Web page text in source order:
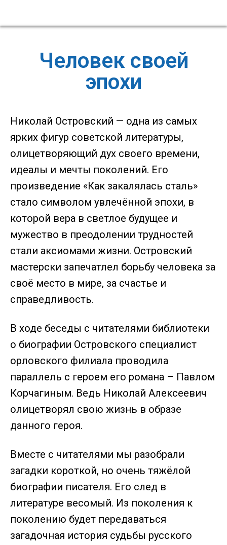
Человек своей
эпохи
Николай Островский — одна из самых
ярких фигур советской литературы,
олицетворяющий дух своего времени,
идеалы и мечты поколений. Его
произведение «Как закалялась сталь»
стало символом увлечённой эпохи, в
которой вера в светлое будущее и
мужество в преодолении трудностей
стали аксиомами жизни. Островский
мастерски запечатлел борьбу человека за
своё место в мире, за счастье и
справедливость.
В ходе беседы с читателями библиотеки
о биографии Островского специалист
орловского филиала проводила
параллель с героем его романа – Павлом
Корчагиным. Ведь Николай Алексеевич
олицетворял свою жизнь в образе
данного героя.
Вместе с читателями мы разобрали
загадки короткой, но очень тяжёлой
биографии писателя. Его след в
литературе весомый. Из поколения к
поколению будет передаваться
загадочная история судьбы русского